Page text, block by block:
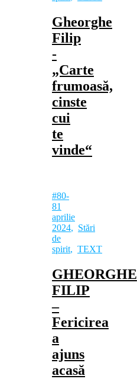
Gheorghe
Filip
‑
„Carte
frumoasă,
cinste
cui
te
vinde“
#80-
81
aprilie
2024, Stări
de
spirit, TEXT
GHEORGHE
FILIP
–
Fericirea
a
ajuns
acasă